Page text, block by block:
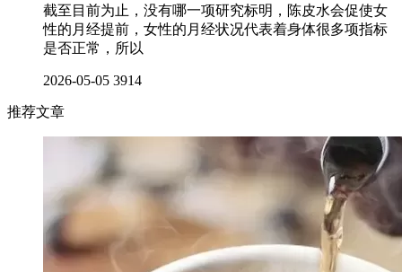
截至目前为止，没有哪一项研究标明，陈皮水会促使女
性的月经提前，女性的月经状况代表着身体很多项指标
是否正常，所以
2026-05-05 3914
推荐文章